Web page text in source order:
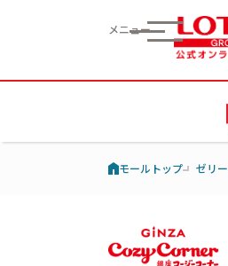
メニュー
モールトップ ゼリー